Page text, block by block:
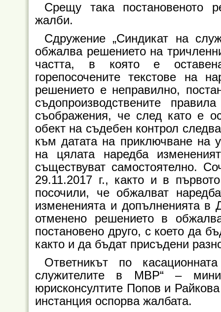
Срещу така постановеното
жалби.
Сдружение „Синдикат на
обжалва решението на
частта, в която е
горепосочените текстове на
решението е неправилно,
съдопроизводствените
съображения, че след като е
обект на съдебен контрол
към датата на приключване на
на цялата наредба
съществуват самостоятелно.
29.11.2017 г., както и в
посочили, че обжалват
измененията и допълненията
отменено решението в
постановено друго, с което да
както и да бъдат присъдени
Ответникът по
служителите в МВР“ –
юрисконсултите Попов и
инстанция оспорва жалбата.